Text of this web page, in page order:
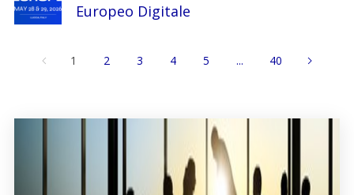
Europeo Digitale
1 2 3 4 5 ... 40